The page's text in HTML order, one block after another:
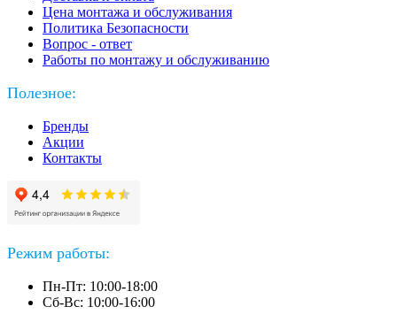
Цена монтажа и обслуживания
Политика Безопасности
Вопрос - ответ
Работы по монтажу и обслуживанию
Полезное:
Бренды
Акции
Контакты
Режим работы:
Пн-Пт: 10:00-18:00
Сб-Вс: 10:00-16:00